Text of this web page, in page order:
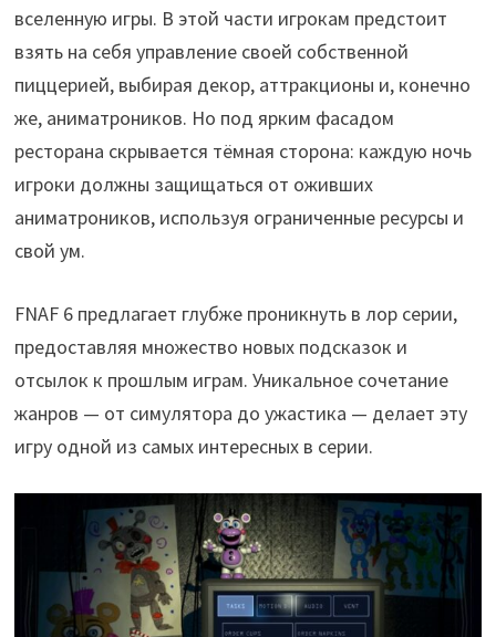
вселенную игры. В этой части игрокам предстоит
взять на себя управление своей собственной
пиццерией, выбирая декор, аттракционы и, конечно
же, аниматроников. Но под ярким фасадом
ресторана скрывается тёмная сторона: каждую ночь
игроки должны защищаться от оживших
аниматроников, используя ограниченные ресурсы и
свой ум.
FNAF 6 предлагает глубже проникнуть в лор серии,
предоставляя множество новых подсказок и
отсылок к прошлым играм. Уникальное сочетание
жанров — от симулятора до ужастика — делает эту
игру одной из самых интересных в серии.